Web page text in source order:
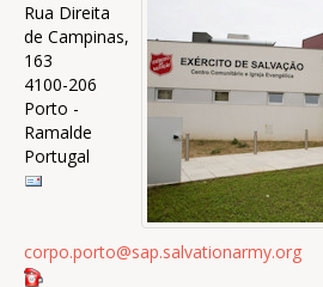
Rua Direita
de Campinas,
163
4100-206
Porto -
Ramalde
Portugal
corpo.porto@sap.salvationarmy.org